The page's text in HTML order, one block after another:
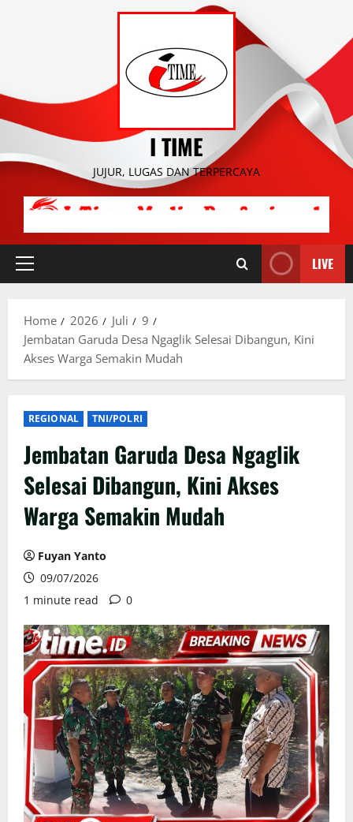
I TIME
JUJUR, LUGAS DAN TERPERCAYA
Primary
LIVE
Home 2026 Juli
9
Jembatan Garuda Desa Ngaglik Selesai Dibangun, Kini
Akses Warga Semakin Mudah
REGIONAL TNI/POLRI
Jembatan Garuda Desa Ngaglik
Selesai Dibangun, Kini Akses
Warga Semakin Mudah
Fuyan Yanto
09/07/2026
1 minute read
0